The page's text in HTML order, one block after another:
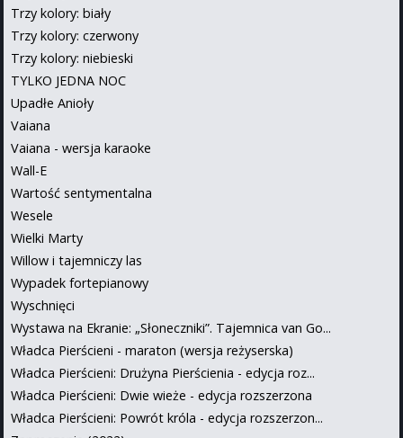
Trzy kolory: biały
Trzy kolory: czerwony
Trzy kolory: niebieski
TYLKO JEDNA NOC
Upadłe Anioły
Vaiana
Vaiana - wersja karaoke
Wall-E
Wartość sentymentalna
Wesele
Wielki Marty
Willow i tajemniczy las
Wypadek fortepianowy
Wyschnięci
Wystawa na Ekranie: „Słoneczniki”. Tajemnica van Go...
Władca Pierścieni - maraton (wersja reżyserska)
Władca Pierścieni: Drużyna Pierścienia - edycja roz...
Władca Pierścieni: Dwie wieże - edycja rozszerzona
Władca Pierścieni: Powrót króla - edycja rozszerzon...